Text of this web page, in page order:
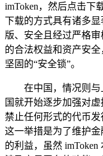
imToken，然后点击下
下载的方式具有诸多
版、安全且经过严格
的合法权益和资产安
坚固的“安全锁”。
在中国，情况则与
国就开始逐步加强对
禁止任何形式的代币发
这一举措是为了维护
的利益，虽然